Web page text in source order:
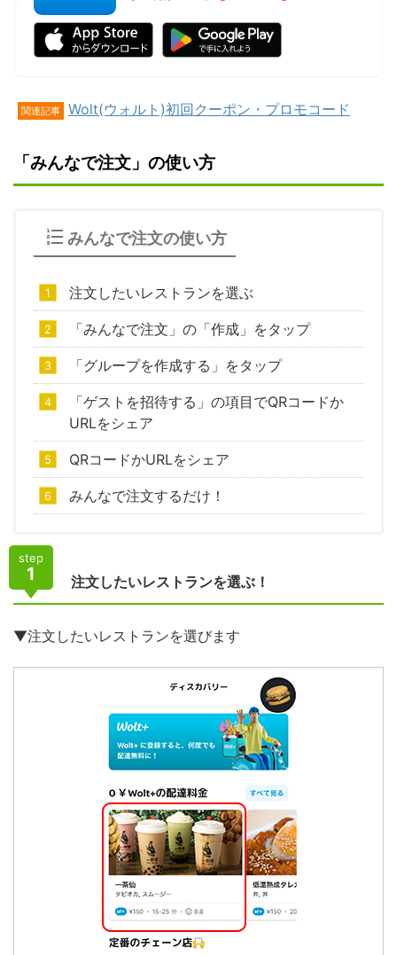
関連記事 Wolt(ウォルト)初回クーポン・プロモコード
「みんなで注文」の使い方
みんなで注文の使い方
注文したいレストランを選ぶ
「みんなで注文」の「作成」をタップ
「グループを作成する」をタップ
「ゲストを招待する」の項目でQRコードか
URLをシェア
QRコードかURLをシェア
みんなで注文するだけ！
step
1 注文したいレストランを選ぶ！
▼注文したいレストランを選びます